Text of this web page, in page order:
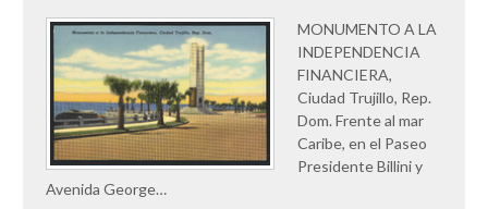
MONUMENTO A LA
INDEPENDENCIA
FINANCIERA,
Ciudad Trujillo, Rep.
Dom. Frente al mar
Caribe, en el Paseo
Presidente Billini y
Avenida George…